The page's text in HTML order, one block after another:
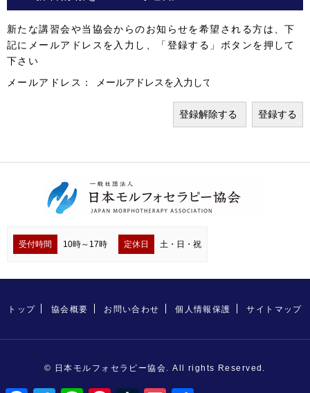
新たな講習会や当協会からのお知らせを希望される方は、下
記にメールアドレスを入力し、「登録する」ボタンを押して
下さい
メールアドレス：
受付時間 10時～17時 定休日 土・日・祝
トップ 協会概要 お問い合わせ 個人情報保護 サイトマップ
© 日本モルフォセラピー協会. All rights Reserved.